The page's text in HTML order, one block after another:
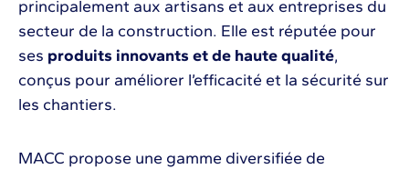
principalement aux artisans et aux entreprises du
secteur de la construction. Elle est réputée pour
ses produits innovants et de haute qualité,
conçus pour améliorer l’efficacité et la sécurité sur
les chantiers.
MACC propose une gamme diversifiée de